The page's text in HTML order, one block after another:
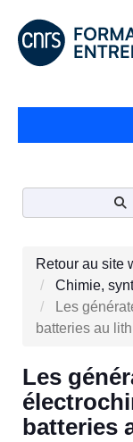
Retour au site
Chimie,
Les
batteries au
Les
batteries